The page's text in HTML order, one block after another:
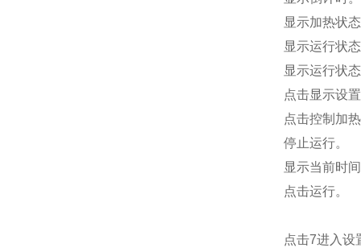
显示加热状
显示运行状
显示运行状
点击显示设
点击控制加
停止运行。
显示当前时
点击运行。
点击7进入设